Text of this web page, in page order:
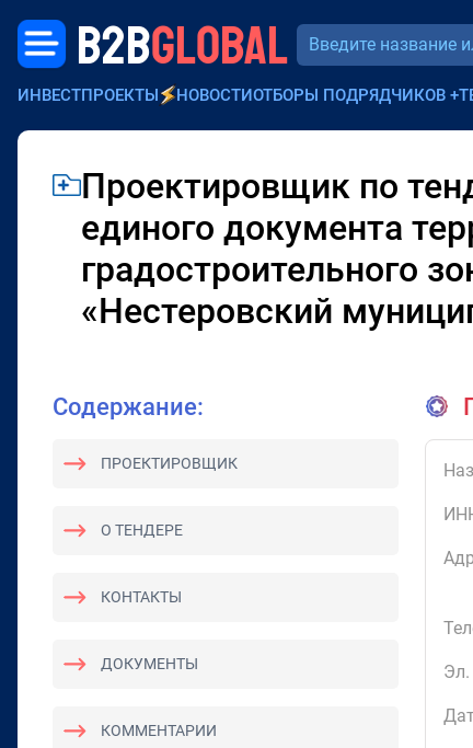
B2BGLOBAL
ИНВЕСТПРОЕКТЫ НОВОСТИОТБОРЫ ПОДРЯДЧИКОВ +
Проектировщик по
единого документа
градостроительного
«Нестеровский
Содержание:
ПРОЕКТИРОВЩИК
О ТЕНДЕРЕ
КОНТАКТЫ
ДОКУМЕНТЫ
КОММЕНТАРИИ
Эл.